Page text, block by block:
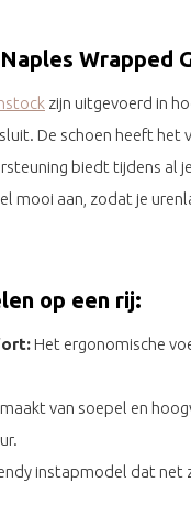
Wrapped
zijn uitgevoerd in
De schoen heeft het
biedt tijdens al
mooi aan, zodat je
op een rij:
Het ergonomische
van soepel en
instapmodel dat net